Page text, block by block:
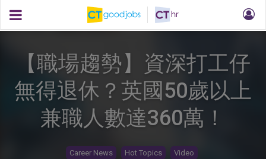
【職場趨勢】資深打工仔
無得退休？英國50歲以上
兼職人數達360萬！
Career News Hot Topics Video